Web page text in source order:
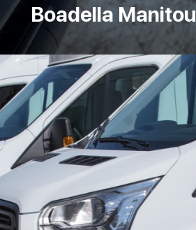
Boadella Manitou